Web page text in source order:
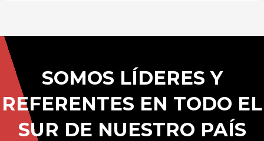
SOMOS LÍDERES Y
REFERENTES EN TODO EL
SUR DE NUESTRO PAÍS